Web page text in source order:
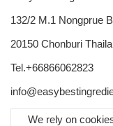
132/2 M.1 Nongprue
20150 Chonburi
Tel.+66866062823
We rely on